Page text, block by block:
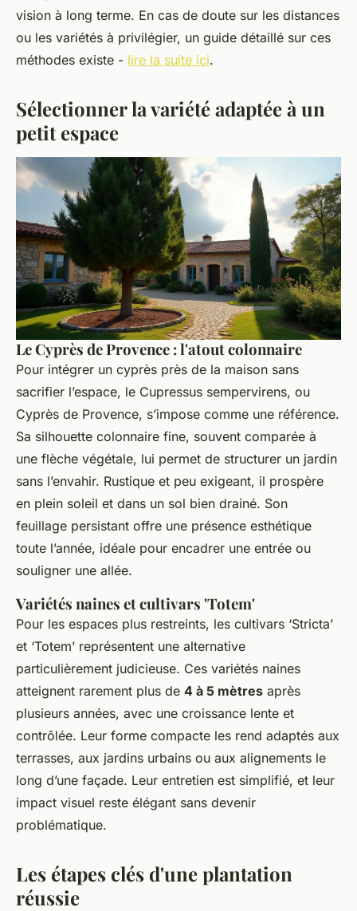
vision à long terme. En cas de doute sur les distances
ou les variétés à privilégier, un guide détaillé sur ces
méthodes existe - lire la suite ici.
Sélectionner la variété adaptée à un
petit espace
Le Cyprès de Provence : l'atout colonnaire
Pour intégrer un cyprès près de la maison sans
sacrifier l’espace, le Cupressus sempervirens, ou
Cyprès de Provence, s’impose comme une référence.
Sa silhouette colonnaire fine, souvent comparée à
une flèche végétale, lui permet de structurer un jardin
sans l’envahir. Rustique et peu exigeant, il prospère
en plein soleil et dans un sol bien drainé. Son
feuillage persistant offre une présence esthétique
toute l’année, idéale pour encadrer une entrée ou
souligner une allée.
Variétés naines et cultivars 'Totem'
Pour les espaces plus restreints, les cultivars ‘Stricta’
et ‘Totem’ représentent une alternative
particulièrement judicieuse. Ces variétés naines
atteignent rarement plus de 4 à 5 mètres après
plusieurs années, avec une croissance lente et
contrôlée. Leur forme compacte les rend adaptés aux
terrasses, aux jardins urbains ou aux alignements le
long d’une façade. Leur entretien est simplifié, et leur
impact visuel reste élégant sans devenir
problématique.
Les étapes clés d'une plantation
réussie